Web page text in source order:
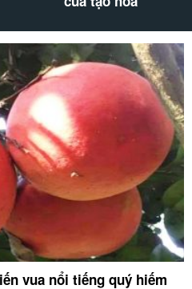
vua nổi tiếng quý hiếm